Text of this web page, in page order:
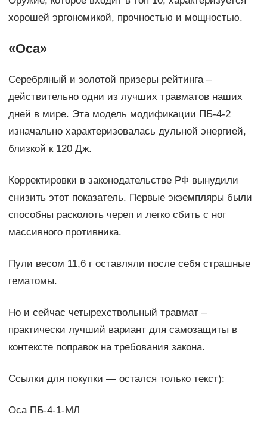
хорошей эргономикой, прочностью и мощностью.
«Оса»
Серебряный и золотой призеры рейтинга –
действительно одни из лучших травматов наших
дней в мире. Эта модель модификации ПБ-4-2
изначально характеризовалась дульной энергией,
близкой к 120 Дж.
Корректировки в законодательстве РФ вынудили
снизить этот показатель. Первые экземпляры были
способны расколоть череп и легко сбить с ног
массивного противника.
Пули весом 11,6 г оставляли после себя страшные
гематомы.
Но и сейчас четырехствольный травмат –
практически лучший вариант для самозащиты в
контексте поправок на требования закона.
Ссылки для покупки — остался только текст):
Оса ПБ-4-1-МЛ